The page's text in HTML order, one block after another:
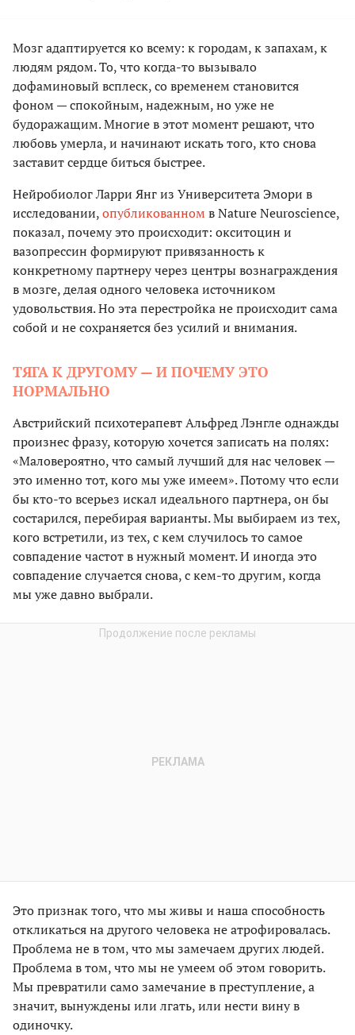
Мозг адаптируется ко всему: к городам, к запахам, к
людям рядом. То, что когда-то вызывало
дофаминовый всплеск, со временем становится
фоном — спокойным, надежным, но уже не
будоражащим. Многие в этот момент решают, что
любовь умерла, и начинают искать того, кто снова
заставит сердце биться быстрее.
Нейробиолог Ларри Янг из Университета Эмори в
исследовании,опубликованном в Nature Neuroscience,
показал, почему это происходит: окситоцин и
вазопрессин формируют привязанность к
конкретному партнеру через центры вознаграждения
в мозге, делая одного человека источником
удовольствия. Но эта перестройка не происходит сама
собой и не сохраняется без усилий и внимания.
ТЯГА К ДРУГОМУ — И ПОЧЕМУ ЭТО
НОРМАЛЬНО
Австрийский психотерапевт Альфред Лэнгле однажды
произнес фразу, которую хочется записать на полях:
«Маловероятно, что самый лучший для нас человек —
это именно тот, кого мы уже имеем». Потому что если
бы кто-то всерьез искал идеального партнера, он бы
состарился, перебирая варианты. Мы выбираем из тех,
кого встретили, из тех, с кем случилось то самое
совпадение частот в нужный момент. И иногда это
совпадение случается снова, с кем-то другим, когда
мы уже давно выбрали.
Это признак того, что мы живы и наша способность
откликаться на другого человека не атрофировалась.
Проблема не в том, что мы замечаем других людей.
Проблема в том, что мы не умеем об этом говорить.
Мы превратили само замечание в преступление, а
значит, вынуждены или лгать, или нести вину в
одиночку.